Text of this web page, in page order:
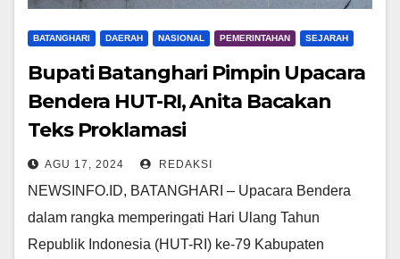
BATANGHARI DAERAH NASIONAL PEMERINTAHAN SEJARAH
Bupati Batanghari Pimpin Upacara
Bendera HUT-RI, Anita Bacakan
Teks Proklamasi
AGU 17, 2024 REDAKSI
NEWSINFO.ID, BATANGHARI – Upacara Bendera
dalam rangka memperingati Hari Ulang Tahun
Republik Indonesia (HUT-RI) ke-79 Kabupaten